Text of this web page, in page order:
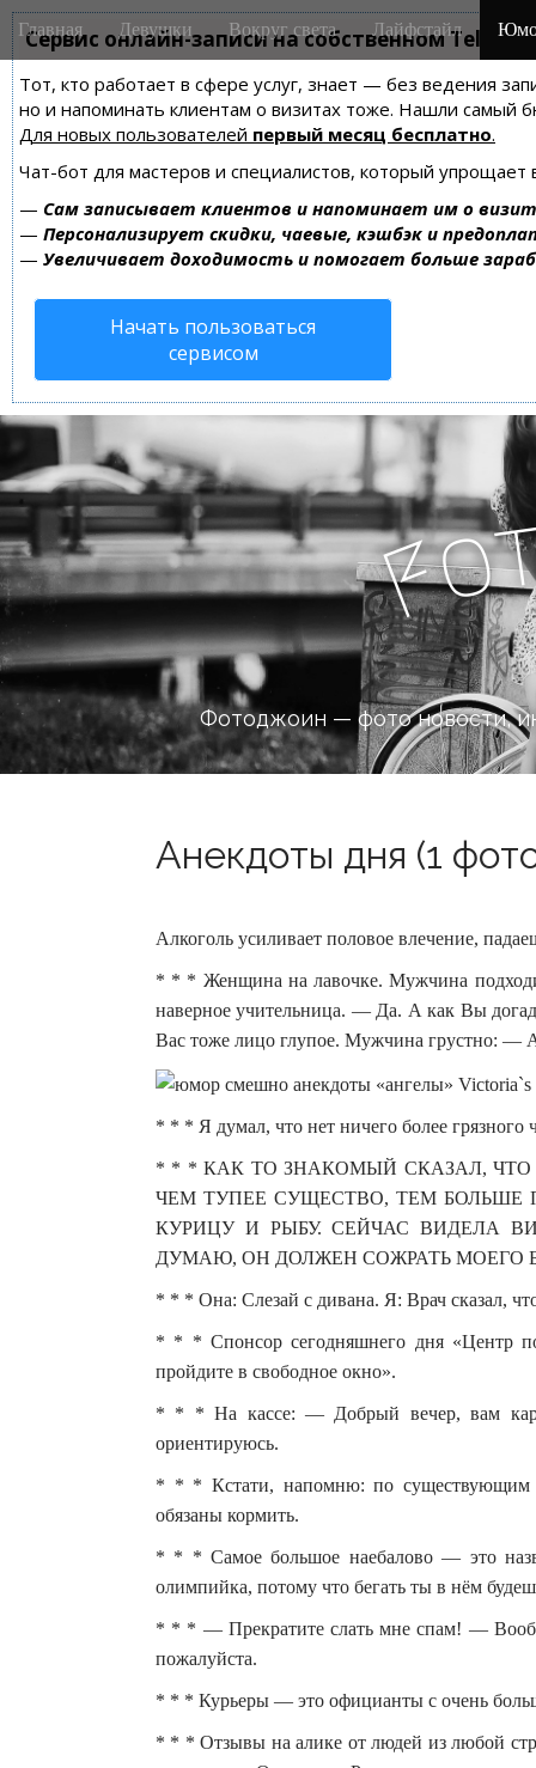
Сервис онлайн-записи на собственном
Тот, кто работает в сфере услуг, знает — без ведения
но и напоминать клиентам о визитах тоже. Нашли самый
Для новых пользователей первый месяц бесплатно.
Чат-бот для мастеров и специалистов, который упрощает
— Сам записывает клиентов и напоминает им о
— Персонализирует скидки, чаевые, кэшбэк и
— Увеличивает доходимость и помогает больше
Начать пользоваться
сервисом
M
a
n
m
e
n
u
i
Главная Девушки Вокруг света Лайфстайл
Fo
Фотоджоин — фото новости,
Анекдоты дня (1
Алкоголь усиливает половое влечение,
* * * Женщина на лавочке. Мужчина
наверное учительница. — Да. А как Вы
Вас тоже лицо глупое. Мужчина грустно: —
* * * Я думал, что нет ничего более грязного
* * * КАК ТО ЗНАКОМЫЙ СКАЗАЛ,
ЧЕМ ТУПЕЕ СУЩЕСТВО, ТЕМ БОЛЬШЕ
КУРИЦУ И РЫБУ. СЕЙЧАС ВИДЕЛА
ДУМАЮ, ОН ДОЛЖЕН СОЖРАТЬ МОЕГО
* * * Она: Слезай с дивана. Я: Врач сказал,
* * * Спонсор сегодняшнего дня «Центр
пройдите в свободное окно».
* * * На кассе: — Добрый вечер, вам
ориентируюсь.
* * * Кстати, напомню: по существующим
обязаны кормить.
* * * Самое большое наебалово — это
олимпийка, потому что бегать ты в нём
* * * — Прекратите слать мне спам! —
пожалуйста.
* * * Курьеры — это официанты с очень
* * * Отзывы на алике от людей из любой